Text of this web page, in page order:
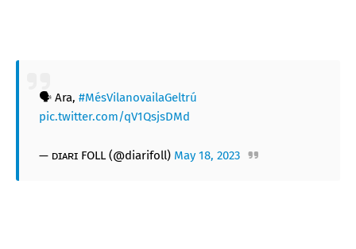
🗣️ Ara, #MésVilanovailaGeltrú
pic.twitter.com/qV1QsjsDMd
— ᴅɪᴀʀɪ FOLL (@diarifoll) May 18, 2023